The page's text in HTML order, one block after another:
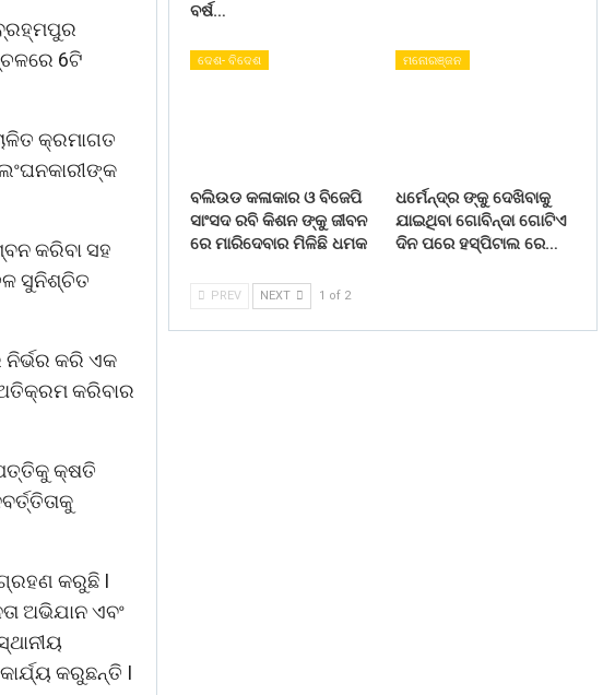
6ଟି
କ୍ରମାଗତ
କରିବା ସହ
ସୁନିଶ୍ଚିତ
କରି ଏକ
କରିବାର
କ୍ଷତି
କରୁଛି I
ଅଭିଯାନ ଏବଂ
କରୁଛନ୍ତି I
ବର୍ଷ…
ଦେଶ- ବିଦେଶ
ବଲିଉଡ କଳାକାର ଓ ବିଜେପି
ସାଂସଦ ରବି କିଶନ ଙ୍କୁ ଜୀବନ
ରେ ମାରିଦେବାର ମିଳିଛି ଧମକ
ମନୋରଞ୍ଜନ
ଧର୍ମେନ୍ଦ୍ର ଙ୍କୁ ଦେଖିବାକୁ
ଯାଇଥିବା ଗୋବିନ୍ଦା ଗୋଟିଏ
ଦିନ ପରେ ହସ୍ପିଟାଲ ରେ…
PREV NEXT 1 of 2